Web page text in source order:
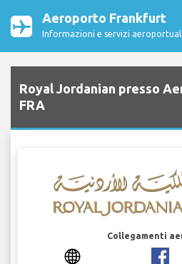
Aeroporto Frankfurt
Informazioni e servizi
Royal Jordanian presso
FRA
Collegamenti